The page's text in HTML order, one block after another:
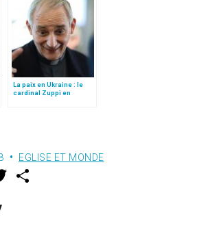
La paix en Ukraine : le
cardinal Zuppi en
EGLISE ET MONDE
w